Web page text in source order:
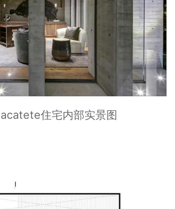
住宅内部实景图